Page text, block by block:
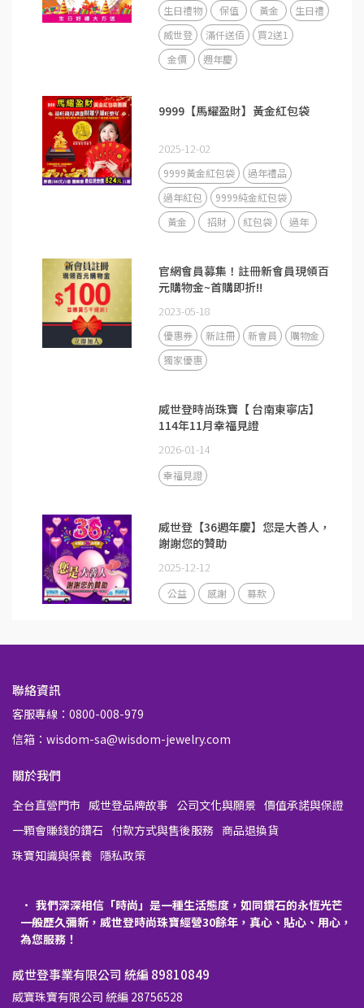
生日禮物 保值 黃金
生日禮
威世登
滿仟送佰
買2送1
金價
週年慶
9999【馬耀盈財】黃金紅包袋
2025-12-02
9999黃金紅包袋
過年禮品
過年紅包
9999純金紅包袋
黃金
招財 紅包袋 過年
官網會員募集！註冊新會員現領百
元購物金~首購即折!!
2023-05-18
優惠券 新註冊 新會員
購物金
獨家優惠
威世登時尚珠寶【 台南東寧店】
114年11月幸福見證
2026-01-14
幸福見證
威世登【36週年慶】您是大善人，
謝謝您的贊助
2025-12-12
公益 感謝 募款
聯絡資訊
客服專線：0800-008-979
信箱：wisdom-sa@wisdom-jewelry.com
關於我們
全台直營門市 威世登品牌故事 公司文化與願景 價值承諾與保證
一顆會賺錢的鑽石 付款方式與售後服務 商品退換貨
珠寶知識與保養 隱私政策
我們深深相信「時尚」是一種生活態度，如同鑽石的永恆光芒
一般歷久彌新，威世登時尚珠寶經營30餘年，真心、貼心、用心，
為您服務！
威世登事業有限公司 統編 89810849
威寶珠寶有限公司 統編 28756528